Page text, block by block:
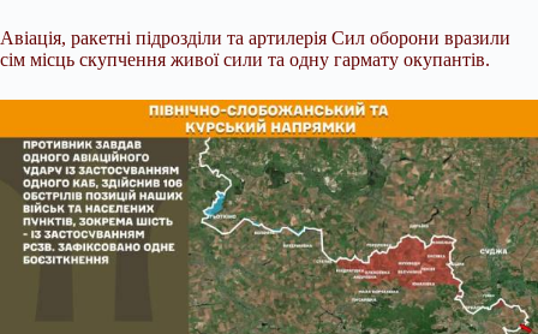
Авіація, ракетні підрозділи та артилерія Сил оборони вразили
сім місць скупчення живої сили та одну гармату окупантів.